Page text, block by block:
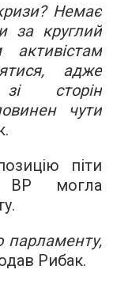
Немає
за круглий
активістам
адже
зі сторін
чути
піти
ВР могла
парламенту,
Рибак.